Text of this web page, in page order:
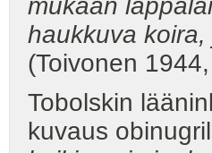
mukaan
haukkuva
(Toivonen
Tobolskin
kuvaus